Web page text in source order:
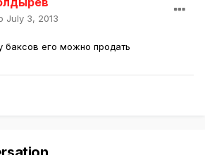
July 3, 2013
баксов его можно продать